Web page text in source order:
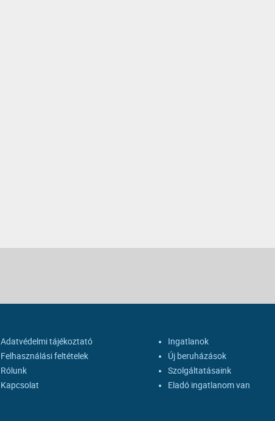
Adatvédelmi tájékoztató
Felhasználási feltételek
Rólunk
Kapcsolat
Ingatlanok
Új beruházások
Szolgáltatásaink
Eladó ingatlanom van